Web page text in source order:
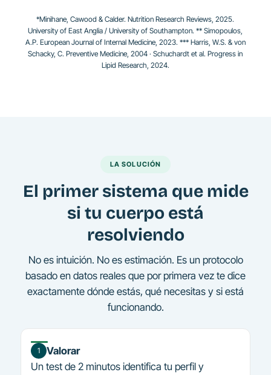
*Minihane, Cawood & Calder. Nutrition Research Reviews, 2025.
University of East Anglia / University of Southampton. ** Simopoulos,
A.P. European Journal of Internal Medicine, 2023. *** Harris, W.S. & von
Schacky, C. Preventive Medicine, 2004 · Schuchardt et al. Progress in
Lipid Research, 2024.
LA SOLUCIÓN
El primer sistema que mide
si tu cuerpo está
resolviendo
No es intuición. No es estimación. Es un protocolo
basado en datos reales que por primera vez te dice
exactamente dónde estás, qué necesitas y si está
funcionando.
1
Valorar
Un test de 2 minutos identifica tu perfil y